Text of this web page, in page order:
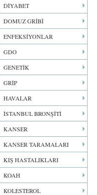
DİYABET
DOMUZ GRİBİ
ENFEKSİYONLAR
GDO
GENETİK
GRİP
HAVALAR
İSTANBUL BRONŞİTİ
KANSER
KANSER TARAMALARI
KIŞ HASTALIKLARI
KOAH
KOLESTEROL